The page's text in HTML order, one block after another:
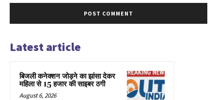
Latest article
बिजली कनेक्शन जोड़ने का झांसा देकर
महिला से 15 हजार की साइबर ठगी
August 6, 2026